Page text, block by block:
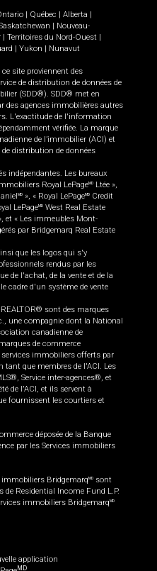
Québec Alberta
Nouveau-
Territoires du Nord-Ouest
Yukon Nunavut
site proviennent des
de distribution de données de
(SDD®). SDD® met en
des agences immobilières autres
L'exactitude de l'information
vérifiée. La marque
de l’immobilier (ACI) et
distribution de données
indépendantes. Les bureaux
Royal LePageMD
Ltée »,
MD », « Royal LePageMD
Credit
LePageMD West Real Estate
et « Les immeubles Mont-
par Bridgemarq Real Estate
que les logos qui s'y
rendus par les
de l'achat, de la vente et de la
cadre d'un système de vente
sont des marques
une compagnie dont la National
canadienne de
de commerce
immobiliers offerts par
tant que membres de l'ACI. Les
Service inter-agences®, et
de l'ACI, et ils servent à
fournissent les courtiers et
déposée de la Banque
par les Services immobiliers
immobiliers BridgemarqMD
sont
de Residential Income Fund L.P.
immobiliers BridgemarqMD
application
MD